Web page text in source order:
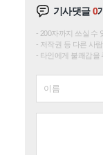
기사댓글0
200자까지 쓰실 수
저작권 등 다른 사
타인에게 불쾌감을